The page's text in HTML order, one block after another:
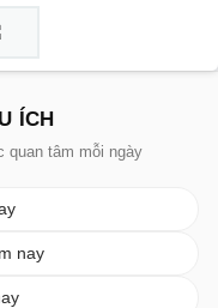
ÍCH
quan tâm mỗi ngày
nay